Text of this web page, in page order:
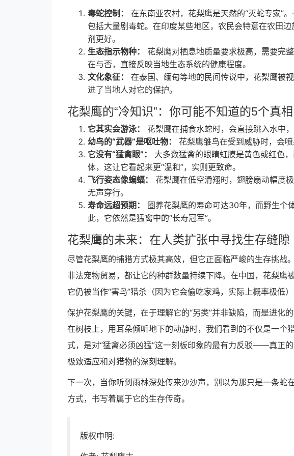
毒蛇控制：
在东南亚农村，花梨鹰是天然的“灭蛇专家”
包括大量剧毒蛇。在印度某些地区，农民会特意在农田
剂更好。
生态指示物种：
花梨鹰对栖息地质量要求极高，需要完
在与否，直接反映当地生态系统的健康程度。
文化象征：
在泰国、缅甸等地的民间传说中，花梨鹰被
进了当地人对它的保护。
花梨鹰的“冷知识”：你可能不知道的5个真相
它其实会游泳：
花梨鹰在捕食水蛇时，会直接跳入水中
幼鸟的“武器”是呕吐物：
花梨鹰雏鸟在受到威胁时，会
它没有“猛禽眼”：
大多数猛禽的眼睛虹膜是黄色或红色
体，这让它看起来更“温和”，实则更致命。
飞行姿态像蝙蝠：
花梨鹰在低空滑翔时，翅膀扇动幅度
无声穿行。
寿命远超预期：
圈养花梨鹰的寿命可达30年，而野生
此，它依然是猛禽中的“长寿冠军”。
花梨鹰的未来：在人类扩张中寻找生存缝隙
尽管花梨鹰的捕猎方式极其高效，但它正面临严峻的生存挑战
非法宠物贸易，都让它的种群数量持续下降。在中国，花梨鹰
它仍被当作“害鸟”猎杀（因为它会偷吃家鸡，实际上概率极低）
保护花梨鹰的关键，在于理解它的“另类”并非缺陷，而是进化
在树枝上，用耳朵倾听地下的动静时，我们看到的不仅是一个
式，是对“猛禽必须凶猛”这一刻板印象的最有力反驳——真正
极致适应和对猎物的深刻理解。
下一次，当你听到雨林深处传来沙沙声，别以为那只是一条
方式，书写着属于它的生存传奇。
版权申明: